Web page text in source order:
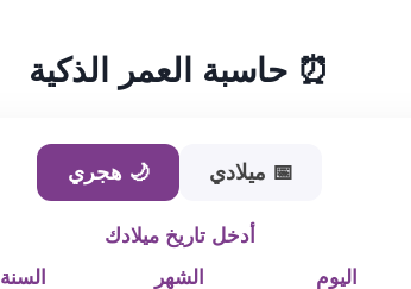
⏰ حاسبة العمر الذكية
📅 ميلادي 🌙 هجري
أدخل تاريخ ميلادك
اليوم
الشهر السنة